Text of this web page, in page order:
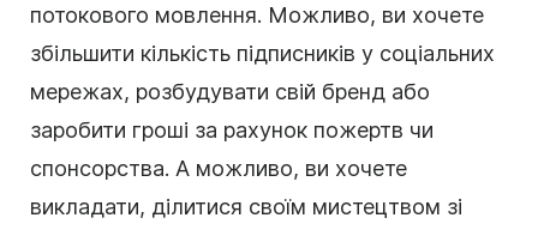
потокового мовлення. Можливо, ви хочете
збільшити кількість підписників у соціальних
мережах, розбудувати свій бренд або
заробити гроші за рахунок пожертв чи
спонсорства. А можливо, ви хочете
викладати, ділитися своїм мистецтвом зі